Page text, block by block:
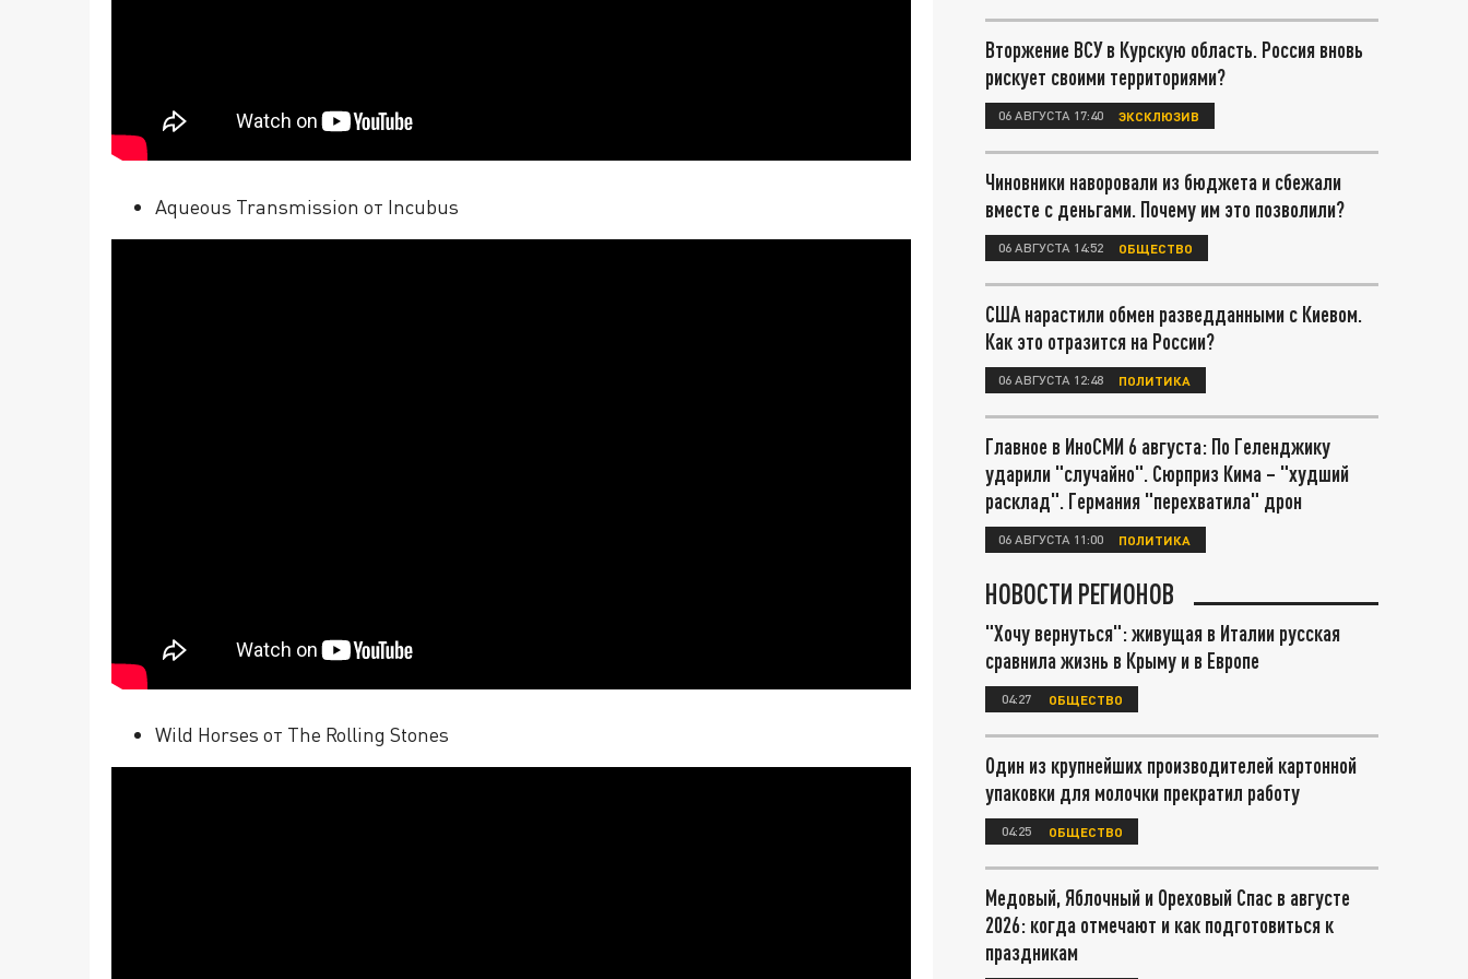
Aqueous Transmission от Incubus
Wild Horses от The Rolling Stones
Вторжение ВСУ в Курскую область. Россия вновь
рискует своими территориями?
06 АВГУСТА 17:40 ЭКСКЛЮЗИВ
Чиновники наворовали из бюджета и сбежали
вместе с деньгами. Почему им это позволили?
06 АВГУСТА 14:52 ОБЩЕСТВО
США нарастили обмен разведданными с Киевом.
Как это отразится на России?
06 АВГУСТА 12:48 ПОЛИТИКА
Главное в ИноСМИ 6 августа: По Геленджику
ударили "случайно". Сюрприз Кима – "худший
расклад". Германия "перехватила" дрон
06 АВГУСТА 11:00 ПОЛИТИКА
НОВОСТИ РЕГИОНОВ
"Хочу вернуться": живущая в Италии русская
сравнила жизнь в Крыму и в Европе
04:27 ОБЩЕСТВО
Один из крупнейших производителей картонной
упаковки для молочки прекратил работу
04:25 ОБЩЕСТВО
Медовый, Яблочный и Ореховый Спас в августе
2026: когда отмечают и как подготовиться к
праздникам